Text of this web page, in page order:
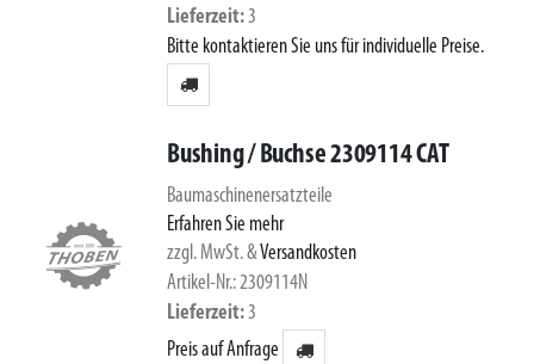
Lieferzeit 3
Bitte kontaktieren Sie uns für individuelle Preise.
Bushing / Buchse 2309114 CAT
Baumaschinenersatzteile
Erfahren Sie mehr
zzgl. MwSt.&Versandkosten
Artikel-Nr.: 2309114N
Lieferzeit 3
Preis auf Anfrage